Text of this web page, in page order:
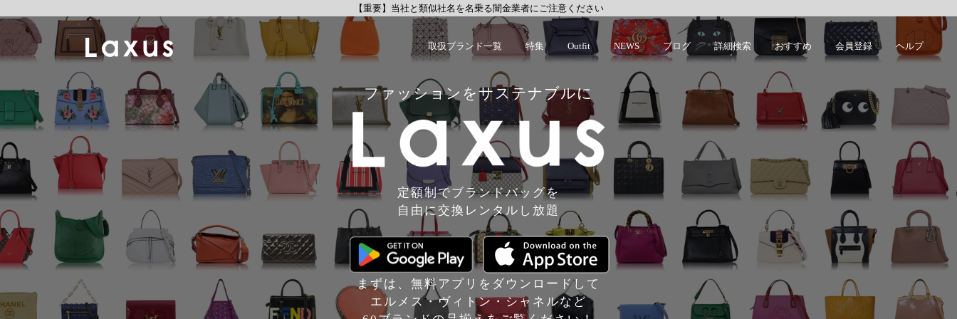
【重要】当社と類似社名を名乗る闇金業者にご注意ください
取扱ブランド一覧 特集 Outfit NEWS ブログ 詳細検索 おすすめ 会員登録 ヘルプ
ファッションをサステナブルに
定額制でブランドバッグを
自由に交換レンタルし放題
まずは、無料アプリをダウンロードして
エルメス・ヴィトン・シャネルなど